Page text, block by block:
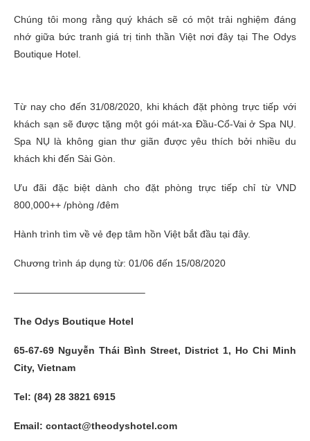
Chúng tôi mong rằng quý khách sẽ có một trải nghiệm đáng
nhớ giữa bức tranh giá trị tinh thần Việt nơi đây tại The Odys
Boutique Hotel.
Từ nay cho đến 31/08/2020, khi khách đặt phòng trực tiếp với
khách sạn sẽ được tặng một gói mát-xa Đầu-Cổ-Vai ở Spa NỤ.
Spa NỤ là không gian thư giãn được yêu thích bởi nhiều du
khách khi đến Sài Gòn.
Ưu đãi đặc biệt dành cho đặt phòng trực tiếp chỉ từ VND
800,000++ /phòng /đêm
Hành trình tìm về vẻ đẹp tâm hồn Việt bắt đầu tại đây.
Chương trình áp dụng từ: 01/06 đến 15/08/2020
—————————————–
The Odys Boutique Hotel
65-67-69 Nguyễn Thái Bình Street, District 1, Ho Chi Minh
City, Vietnam
Tel: (84) 28 3821 6915
Email: contact@theodyshotel.com